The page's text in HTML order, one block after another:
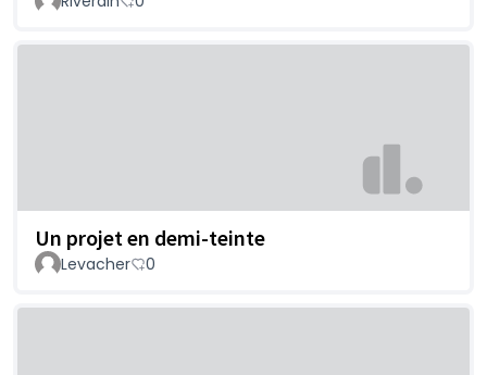
Un projet en demi-teinte
Levacher 0